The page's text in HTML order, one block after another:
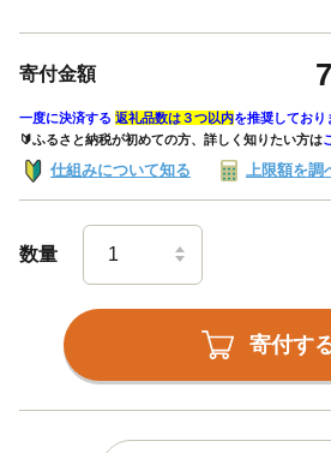
寄付金額
一度に決済する 返礼品数は３つ以内を推奨しており
🔰ふるさと納税が初めての方、詳しく知りたい方は
仕組みについて知る 上限額を調
数量
寄付す